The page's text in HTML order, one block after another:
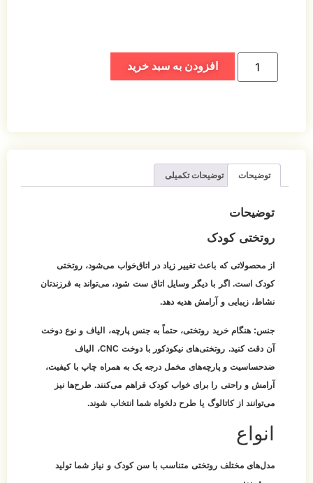
افزودن به سبد خرید
توضیحات توضیحات تکمیلی
توضیحات
روتختی کودک
از محصولاتی که باعث تغییر زیاد در اتاق‌خواب می‌شود، روتختی
کودک است. اگر با دیگر وسایل اتاق ست شود، می‌تواند به فرزندتان
نشاط، زیبایی و آرامش هدیه دهد.
جنس: هنگام خرید روتختی، حتماً به جنس پارچه، الیاف و نوع دوخت
آن دقت کنید. روتختی‌های نیکودکور با دوخت CNC، الیاف
ضدحساسیت و پارچه‌های مخمل درجه یک به همراه چاپ با کیفیت،
آرامش و راحتی را برای خواب کودک فراهم می‌کنند. طرح‌ها نیز
می‌توانند از کاتالوگ یا طرح دلخواه شما انتخاب شوند.
انواع
مدل‌های مختلف روتختی متناسب با سن کودک و نیاز شما تولید